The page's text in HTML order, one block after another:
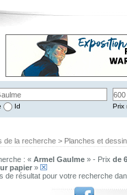
Id Prix
de la recherche > Planches et
: « Armel Gaulme » - Prix de
papier »
de résultat pour votre recherche